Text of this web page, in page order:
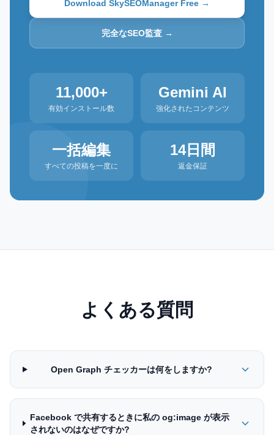
Download SkySEOManager Free →
完全なSEO監査 →
11,000+
有効インストール数
Gemini AI
強化されたコンテンツ
一括編集
すべての投稿を一度に
14日間
返金保証
よくある質問
Open Graph チェッカーは何をしますか?
Facebook で共有するときに私の og:image が表示
されないのはなぜですか?